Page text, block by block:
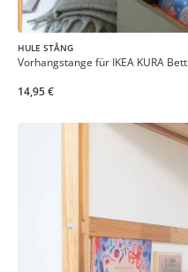
HULE STÅNG
Vorhangstange für IKEA KURA Bett
14,95 €